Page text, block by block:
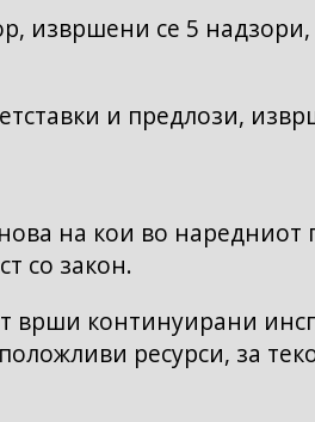
извршени се 5
и предлози,
на кои во
со закон.
врши континуирани
ресурси, за